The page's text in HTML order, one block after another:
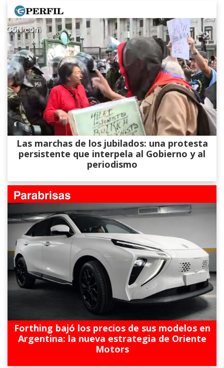
Las marchas de los jubilados: una protesta
persistente que interpela al Gobierno y al
periodismo
Forthing bajó los precios de sus modelos en
Argentina: la nueva estrategia de Oriente
Motors